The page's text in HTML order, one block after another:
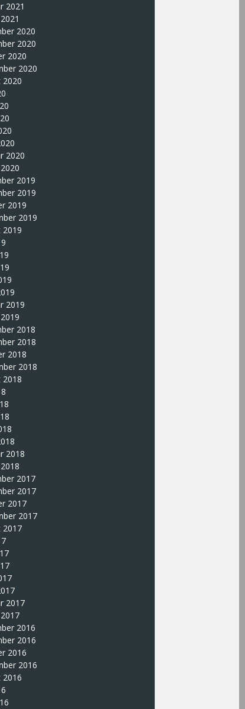
2021
2020
2020
2020
2020
2020
2020
2019
2019
2019
2019
2019
2019
2018
2018
2018
2018
2018
2018
2017
2017
2017
2017
2017
2017
2016
2016
2016
2016
2016